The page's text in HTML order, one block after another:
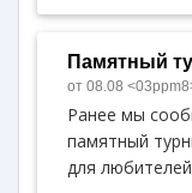
Памятный
от 08.08
Ранее мы
памятный
для